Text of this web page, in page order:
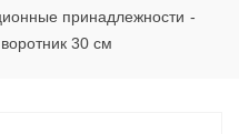
принадлежности -
30 см